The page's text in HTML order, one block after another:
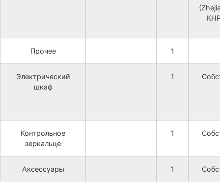
Прочее 1
Электрический
шкаф
1
Контрольное
зеркальце
1
Аксессуары 1